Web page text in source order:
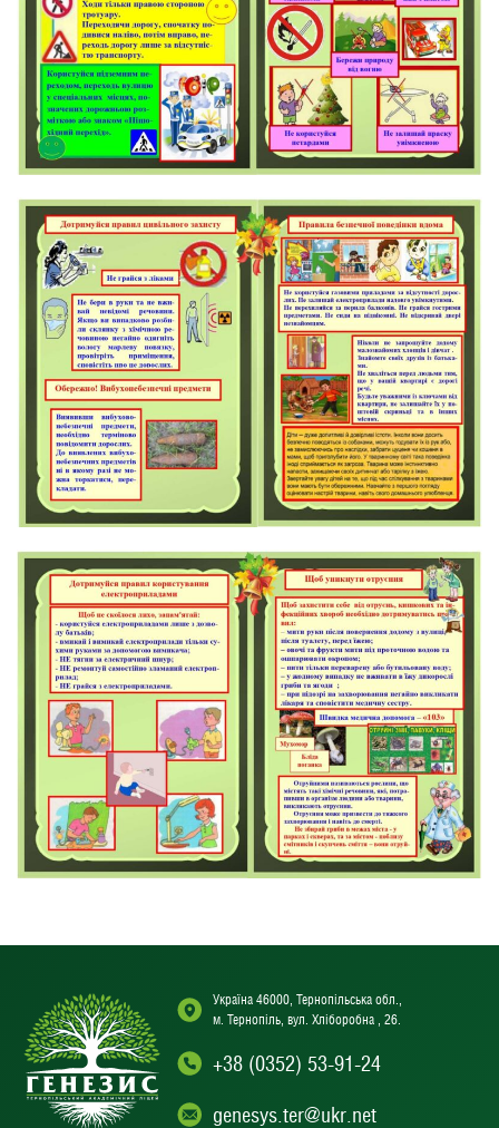
Україна 46000, Тернопільська обл.,
м. Тернопіль, вул. Хліборобна , 26.
+38 (0352) 53-91-24
genesys.ter@ukr.net